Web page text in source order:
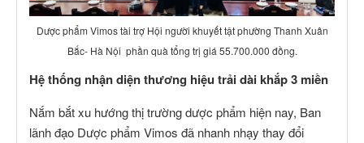
Dược phẩm Vimos tài trợ Hội người khuyết tật phường Thanh Xuân
Bắc- Hà Nội phần quà tổng trị giá 55.700.000 đồng.
Hệ thống nhận diện thương hiệu trải dài khắp 3 miền
Nắm bắt xu hướng thị trường dược phẩm hiện nay, Ban
lãnh đạo Dược phẩm Vimos đã nhanh nhạy thay đổi